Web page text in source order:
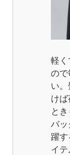
商品の特徴
軽く
ので
い。
けば
とき
バッ
躍す
イテ